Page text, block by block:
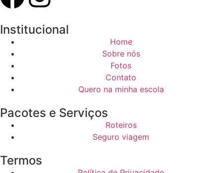
Institucional
Home
Sobre nós
Fotos
Contato
Quero na minha escola
Pacotes e Serviços
Roteiros
Seguro viagem
Termos